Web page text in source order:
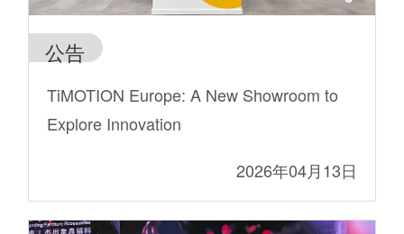
公告
TiMOTION Europe: A New Showroom to
Explore Innovation
2026年04月13日